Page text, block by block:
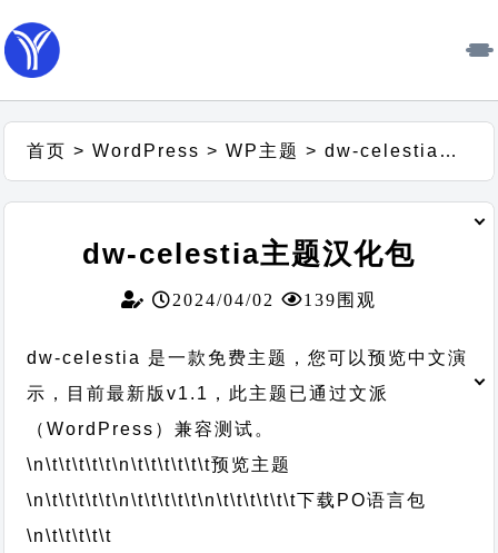
首页 >WordPress >WP主题 >dw-celestia主题汉化包
dw-celestia主题汉化包
2024/04/02 139围观
dw-celestia 是一款免费主题，您可以预览中文演
示，目前最新版v1.1，此主题已通过文派
（WordPress）兼容测试。
\n\t\t\t\t\t\n\t\t\t\t\t\t预览主题
\n\t\t\t\t\t\n\t\t\t\t\t\n\t\t\t\t\t\t下载PO语言包
\n\t\t\t\t\t